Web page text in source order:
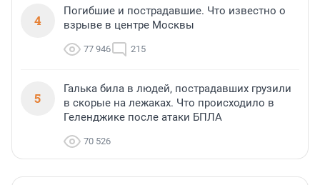
4
Погибшие и пострадавшие. Что известно о
взрыве в центре Москвы
77 946 215
5
Галька била в людей, пострадавших грузили
в скорые на лежаках. Что происходило в
Геленджике после атаки БПЛА
70 526